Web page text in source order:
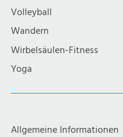
Volleyball
Wandern
Wirbelsäulen-Fitness
Yoga
Allgemeine Informationen